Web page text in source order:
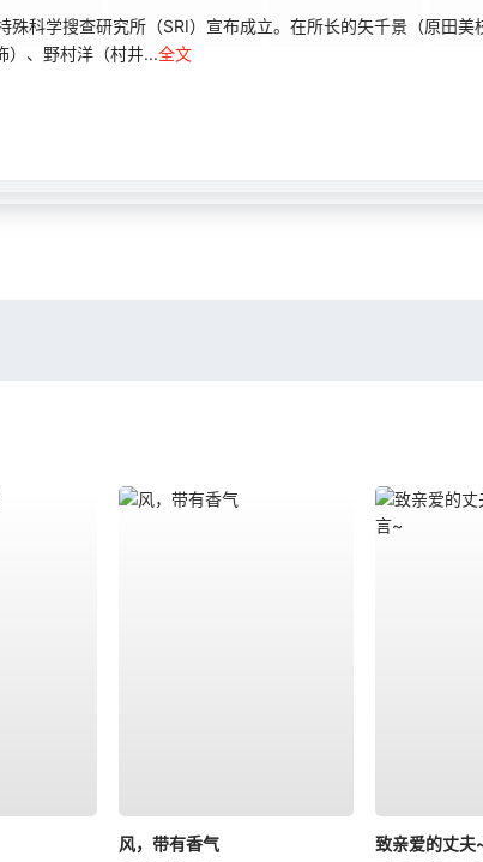
学搜查研究所（SRI）宣布成立。在所长的矢千景（原田美
）、野村洋（村井...全文
风，带有香气